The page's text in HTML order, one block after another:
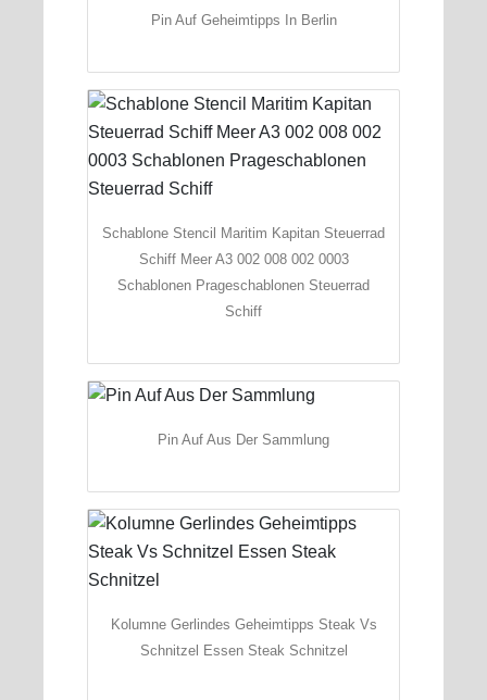
Pin Auf Geheimtipps In Berlin
Schablone Stencil Maritim Kapitan Steuerrad
Schiff Meer A3 002 008 002 0003
Schablonen Prageschablonen Steuerrad
Schiff
Pin Auf Aus Der Sammlung
Kolumne Gerlindes Geheimtipps Steak Vs
Schnitzel Essen Steak Schnitzel